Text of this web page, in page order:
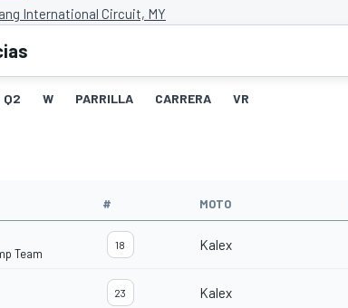
E
International Circuit, MY
Q2 W PARRILLA CARRERA VR
# MOTO
Team
18 Kalex
23 Kalex